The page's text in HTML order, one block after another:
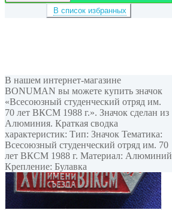
В список избранных
В нашем интернет-магазине
BONUMAN вы можете купить значок
«Всесоюзный студенческий отряд им.
70 лет ВКСМ 1988 г.». Значок сделан из
Алюминия. Краткая сводка
характеристик: Тип: Значок Тематика:
Всесоюзный студенческий отряд им. 70
лет ВКСМ 1988 г. Материал: Алюминий
Крепление: Булавка